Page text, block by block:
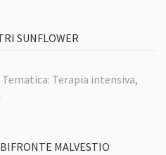
SUNFLOWER
Tematica: Terapia intensiva,
MALVESTIO